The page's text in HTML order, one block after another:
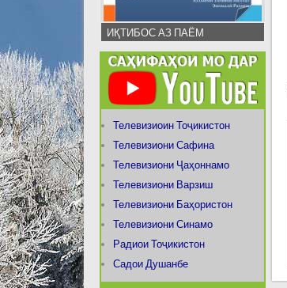
ИҚТИБОС АЗ ПАЁМ
Телевизиоин Тоҷикистон
Телевизиони Сафина
Телевизиони Ҷаҳоннамо
Телевизиони Варзиш
Телевизиони Баҳористон
Телевизиони Синамо
Радиои Тоҷикистон
Садои Душанбе